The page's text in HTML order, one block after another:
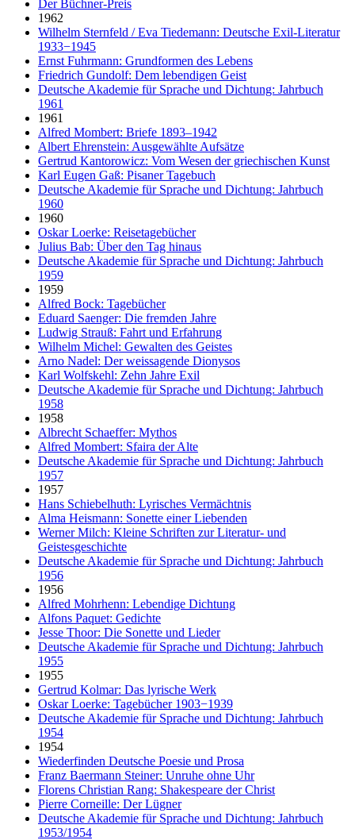
Der Büchner-Preis
1962
Wilhelm Sternfeld / Eva Tiedemann: Deutsche Exil-Literatur
1933−1945
Ernst Fuhrmann: Grundformen des Lebens
Friedrich Gundolf: Dem lebendigen Geist
Deutsche Akademie für Sprache und Dichtung: Jahrbuch
1961
1961
Alfred Mombert: Briefe 1893–1942
Albert Ehrenstein: Ausgewählte Aufsätze
Gertrud Kantorowicz: Vom Wesen der griechischen Kunst
Karl Eugen Gaß: Pisaner Tagebuch
Deutsche Akademie für Sprache und Dichtung: Jahrbuch
1960
1960
Oskar Loerke: Reisetagebücher
Julius Bab: Über den Tag hinaus
Deutsche Akademie für Sprache und Dichtung: Jahrbuch
1959
1959
Alfred Bock: Tagebücher
Eduard Saenger: Die fremden Jahre
Ludwig Strauß: Fahrt und Erfahrung
Wilhelm Michel: Gewalten des Geistes
Arno Nadel: Der weissagende Dionysos
Karl Wolfskehl: Zehn Jahre Exil
Deutsche Akademie für Sprache und Dichtung: Jahrbuch
1958
1958
Albrecht Schaeffer: Mythos
Alfred Mombert: Sfaira der Alte
Deutsche Akademie für Sprache und Dichtung: Jahrbuch
1957
1957
Hans Schiebelhuth: Lyrisches Vermächtnis
Alma Heismann: Sonette einer Liebenden
Werner Milch: Kleine Schriften zur Literatur- und
Geistesgeschichte
Deutsche Akademie für Sprache und Dichtung: Jahrbuch
1956
1956
Alfred Mohrhenn: Lebendige Dichtung
Alfons Paquet: Gedichte
Jesse Thoor: Die Sonette und Lieder
Deutsche Akademie für Sprache und Dichtung: Jahrbuch
1955
1955
Gertrud Kolmar: Das lyrische Werk
Oskar Loerke: Tagebücher 1903−1939
Deutsche Akademie für Sprache und Dichtung: Jahrbuch
1954
1954
Wiederfinden Deutsche Poesie und Prosa
Franz Baermann Steiner: Unruhe ohne Uhr
Florens Christian Rang: Shakespeare der Christ
Pierre Corneille: Der Lügner
Deutsche Akademie für Sprache und Dichtung: Jahrbuch
1953/1954